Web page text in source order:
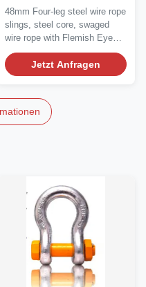
Hebeschlinge
48mm Four-leg steel wire rope
slings, steel core, swaged
wire rope with Flemish Eye
Sleeve and...
Jetzt Anfragen